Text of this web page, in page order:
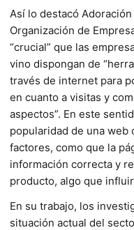
Así lo destacó
Organización de
“crucial” que las
vino dispongan de
través de internet para
en cuanto a visitas y
aspectos”. En este
popularidad de una web
factores, como que la
información correcta y
producto, algo que
En su trabajo, los
situación actual del